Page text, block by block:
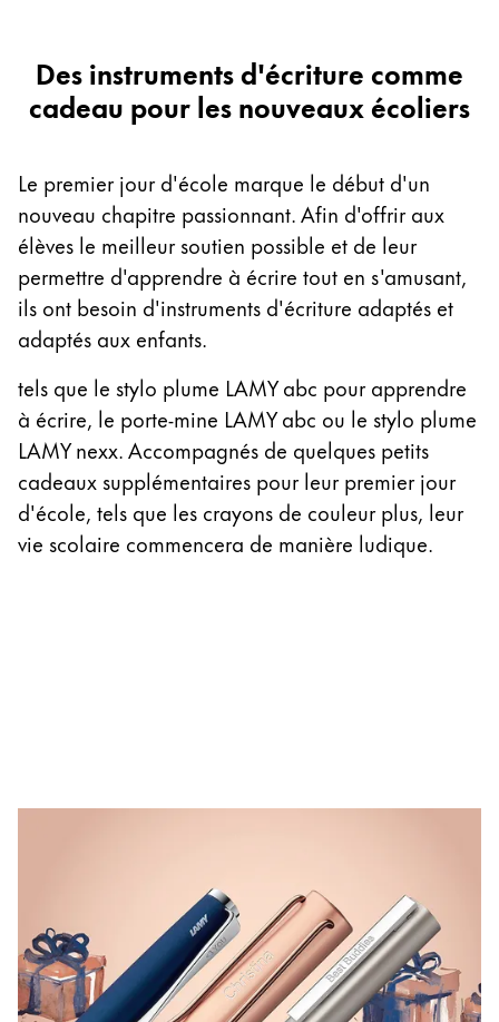
China
New Zealand
English
Philippines
English
English
Taiwan
中文
Thailand
ไทย
Moyen-Orient
Cette région répertorie les pays et les langues
Des instruments d'écriture comme
cadeau pour les nouveaux écoliers
Le premier jour d'école marque le début d'un
nouveau chapitre passionnant. Afin d'offrir aux
élèves le meilleur soutien possible et de leur
permettre d'apprendre à écrire tout en s'amusant,
ils ont besoin d'instruments d'écriture adaptés et
adaptés aux enfants.
tels que le stylo plume LAMY abc pour apprendre
à écrire, le porte-mine LAMY abc ou le stylo plume
LAMY nexx. Accompagnés de quelques petits
cadeaux supplémentaires pour leur premier jour
d'école, tels que les crayons de couleur plus, leur
vie scolaire commencera de manière ludique.